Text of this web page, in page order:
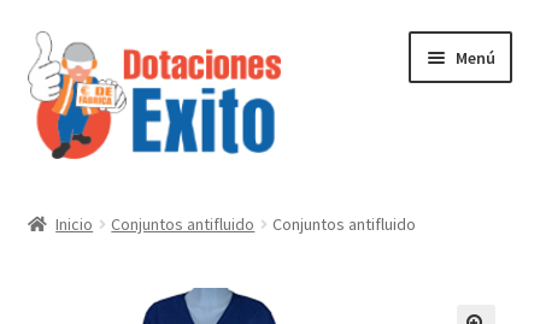
Ir
a
la
navegación
Ir
al
contenido
Menú
Inicio Conjuntos antifluido Conjuntos antifluido